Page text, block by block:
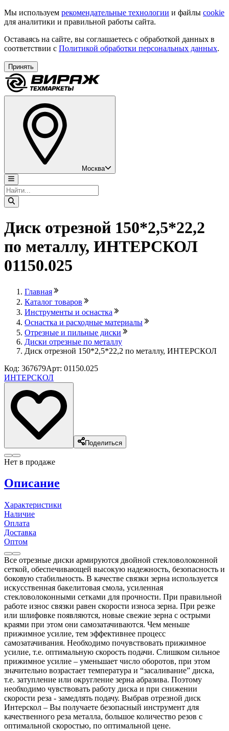
Мы используем рекомендательные технологии и файлы cookie
для аналитики и правильной работы сайта.
Оставаясь на сайте, вы соглашаетесь с обработкой данных в
соответствии с Политикой обработки персональных данных.
Принять
Москва
Диск отрезной 150*2,5*22,2
по металлу, ИНТЕРСКОЛ
01150.025
Главная
Каталог товаров
Инструменты и оснастка
Оснастка и расходные материалы
Отрезные и пильные диски
Диски отрезные по металлу
Диск отрезной 150*2,5*22,2 по металлу, ИНТЕРСКОЛ
Код: 367679Арт: 01150.025
ИНТЕРСКОЛ
Поделиться
Нет в продаже
Описание
Характеристики
Наличие
Оплата
Доставка
Оптом
Все отрезные диски армируются двойной стекловолоконной
сеткой, обеспечивающей высокую надежность, безопасность и
боковую стабильность. В качестве связки зерна используется
искусственная бакелитовая смола, усиленная
стекловолоконными сетками для прочности. При правильной
работе износ связки равен скорости износа зерна. При резке
или шлифовке появляются, новые свежие зерна с острыми
краями при этом они самозатачиваются. Чем меньше
прижимное усилие, тем эффективнее процесс
самозатачивания. Необходимо почувствовать прижимное
усилие, т.е. оптимальную скорость подачи. Слишком сильное
прижимное усилие – уменьшает число оборотов, при этом
значительно возрастает температура и “засаливание” диска,
т.е. затупление или округление зерна абразива. Поэтому
необходимо чувствовать работу диска и при снижении
скорости реза - замедлять подачу. Выбрав отрезной диск
Интерскол – Вы получаете безопасный инструмент для
качественного реза металла, большое количество резов с
оптимальной скоростью, по оптимальной цене.